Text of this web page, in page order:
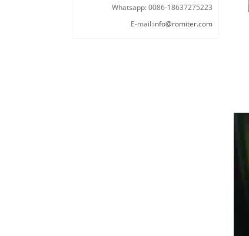
Whatsapp: 0086-18637275223
E-mail:info@romiter.com